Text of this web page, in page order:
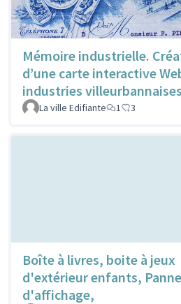
Mémoire industrielle.
d’une carte interactive
industries
La ville Edifiante 1 3
Boîte à livres, boite à jeux
d'extérieur enfants,
d'affichage,